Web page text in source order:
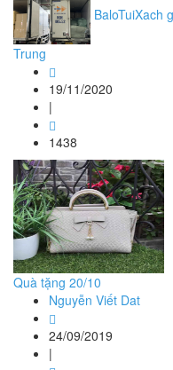
BaloTuiXach
Trung
19/11/2020
|
1438
Quà tặng 20/10
Nguyễn Viết Dat
24/09/2019
|